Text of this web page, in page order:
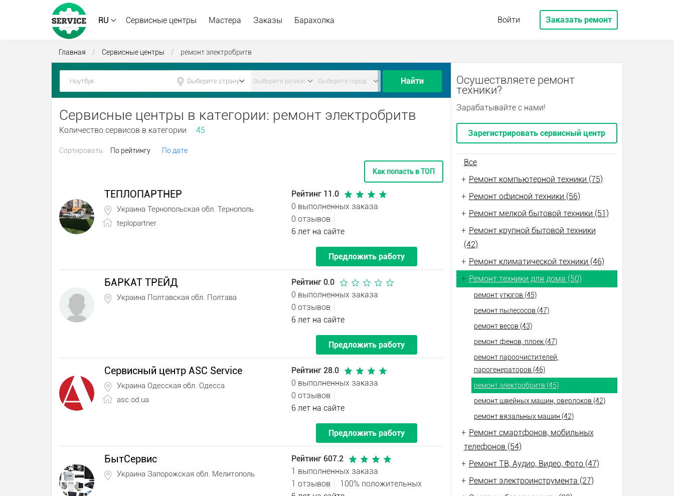
RU Сервисные центры Мастера Заказы Барахолка Войти Заказать ремонт
Главная / Сервисные центры / ремонт электробритв
Найти
Сервисные центры в категории: ремонт электробритв
Количество сервисов в категории 45
Сортировать: По рейтингу По дате
Как попасть в ТОП
ТЕПЛОПАРТНЕР
Украина Тернопольская обл. Тернополь
teplopartner
Рейтинг 11.0
0 выполненных заказа
0 отзывов
6 лет на сайте
Предложить работу
БАРКАТ ТРЕЙД
Украина Полтавская обл. Полтава
Рейтинг 0.0
0 выполненных заказа
0 отзывов
6 лет на сайте
Предложить работу
Сервисный центр ASC Service
Украина Одесская обл. Одесса
asc.od.ua
Рейтинг 28.0
0 выполненных заказа
0 отзывов
6 лет на сайте
Предложить работу
БытСервис
Украина Запорожская обл. Мелитополь
Рейтинг 607.2
1 выполненных заказа
1 отзывов
100% положительных
Осуществляете ремонт
техники?
Зарабатывайте с нами!
Зарегистрировать сервисный центр
Все
+ Ремонт компьютерной техники (75)
+ Ремонт офисной техники (56)
+ Ремонт мелкой бытовой техники (51)
+ Ремонт крупной бытовой техники
(42)
+ Ремонт климатической техники (46)
+ Ремонт техники для дома (50)
ремонт утюгов (45)
ремонт пылесосов (47)
ремонт весов (43)
ремонт фенов, плоек (47)
ремонт пароочистителей,
парогенераторов (46)
ремонт электробритв (45)
ремонт швейных машин, оверлоков (42)
ремонт вязальных машин (42)
+ Ремонт смартфонов, мобильных
телефонов (54)
+ Ремонт ТВ, Аудио, Видео, Фото (47)
+ Ремонт электроинструмента (27)